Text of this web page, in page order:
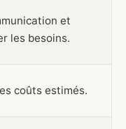
et
les besoins.
coûts estimés.